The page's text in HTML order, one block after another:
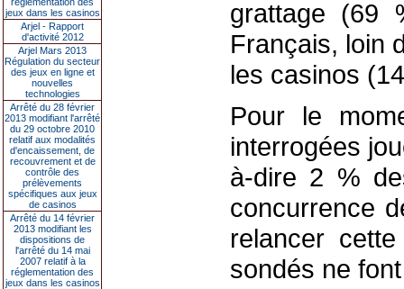
jeux dans les casinos
Arjel - Rapport
d'activité 2012
Arjel Mars 2013
Régulation du secteur
des jeux en ligne et
nouvelles
technologies
Arrêté du 28 février
2013 modifiant l'arrêté
du 29 octobre 2010
relatif aux modalités
d'encaissement, de
recouvrement et de
contrôle des
prélèvements
spécifiques aux jeux
de casinos
Arrêté du 14 février
2013 modifiant les
dispositions de
l'arrêté du 14 mai
2007 relatif à la
réglementation des
jeux dans les casinos
grattage (69
Français, loin
les casinos
Pour le
interrogées
à-dire 2 %
concurrence
relancer
sondés ne